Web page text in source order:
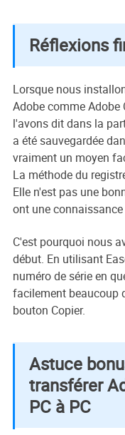
Réflexions
Lorsque nous
Adobe comme
l'avons dit dans la
a été sauvegardée
vraiment un moyen
La méthode du
Elle n'est pas une
ont une
C'est pourquoi nous
début. En utilisant
numéro de série en
facilement beaucoup
bouton Copier.
Astuce
transférer
PC à PC